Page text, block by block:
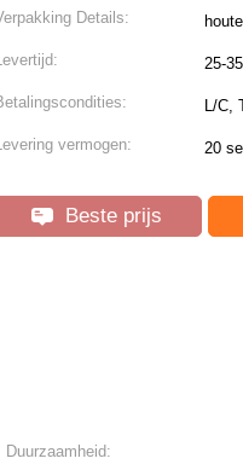
Details:
25-
L/C,
vermogen: 20
Beste prijs
Duurzaamheid: